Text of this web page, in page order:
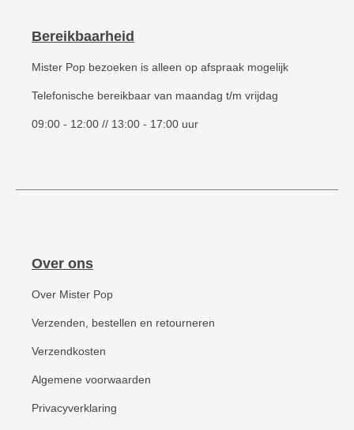
Bereikbaarheid
Mister Pop bezoeken is alleen op afspraak mogelijk
Telefonische bereikbaar van maandag t/m vrijdag
09:00 - 12:00 // 13:00 - 17:00 uur
Over ons
Over Mister Pop
Verzenden, bestellen en retourneren
Verzendkosten
Algemene voorwaarden
Privacyverklaring